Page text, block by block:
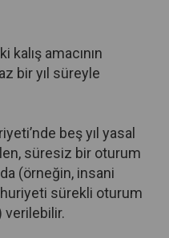
kalış amacının
bir yıl süreyle
beş yıl yasal
süresiz bir oturum
(örneğin, insani
sürekli oturum
verilebilir.